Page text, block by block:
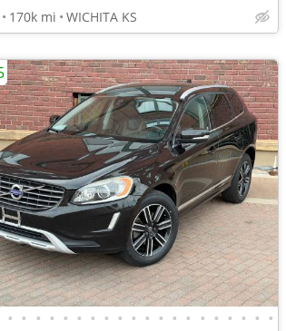
170k mi WICHITA KS
• • • • • • • • • • • • • • • • • • • •